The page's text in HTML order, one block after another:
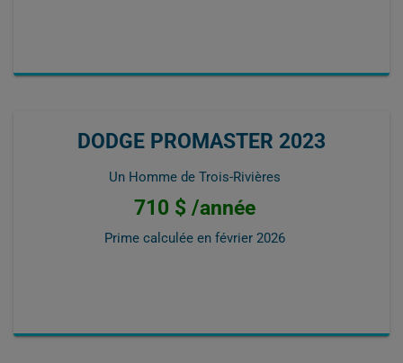
DODGE PROMASTER 2023
Un Homme de Trois-Rivières
710 $ /année
Prime calculée en février 2026